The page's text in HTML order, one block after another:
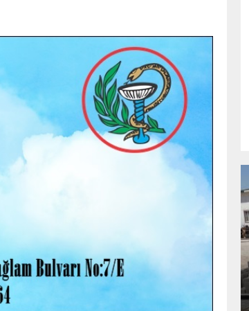
GÖKSUN HAFIZLIK KIZ KUR’AN KURSU
ÖĞRENCILERINE DARENDE GEZISI.